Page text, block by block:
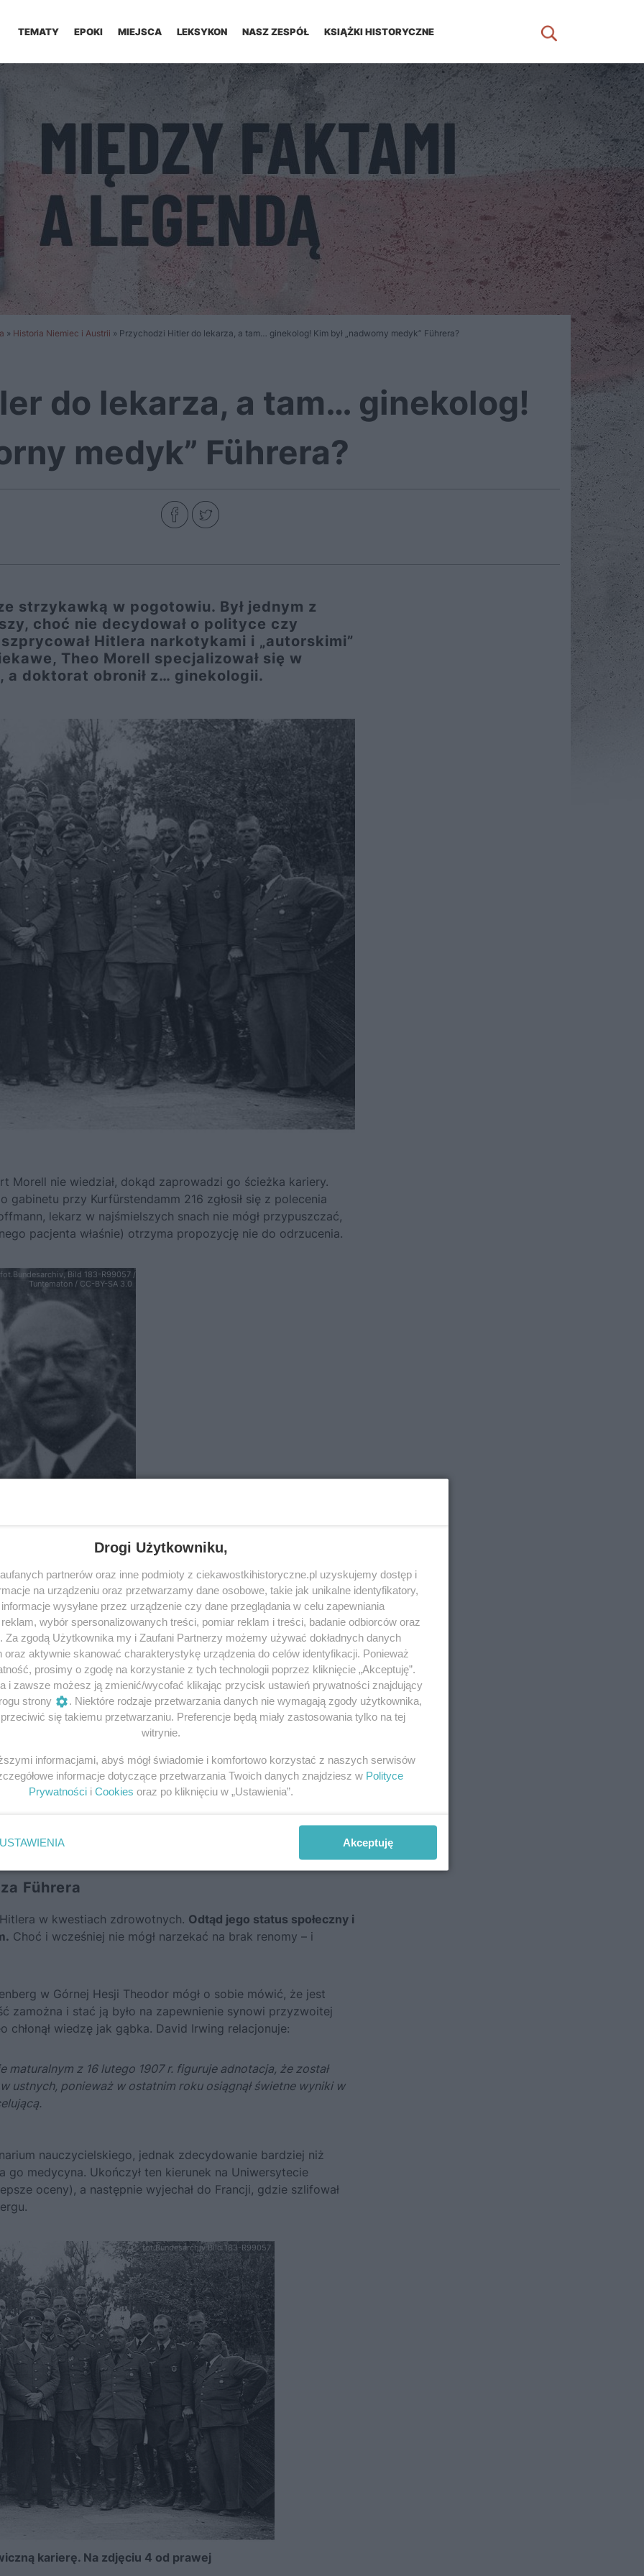
TEMATY EPOKI MIEJSCA LEKSYKON NASZ ZESPÓŁ KSIĄŻKI HISTORYCZNE
» Historia Niemiec i Austrii » Przychodzi Hitler do lekarza, a tam… ginekolog! Kim był „nadworny medyk” Führera?
do lekarza, a tam… ginekolog!
medyk” Führera?
strzykawką w pogotowiu. Był jednym z
choć nie decydował o polityce czy
Hitlera narkotykami i „autorskimi”
Theo Morell specjalizował się w
doktorat obronił z… ginekologii.
Morell nie wiedział, dokąd zaprowadzi go ścieżka kariery.
przy Kurfürstendamm 216 zgłosił się z polecenia
lekarz w najśmielszych snach nie mógł przypuszczać,
pacjenta właśnie) otrzyma propozycję nie do odrzucenia.
fot.Bundesarchiv, Bild 183-R99057 /
Tuntematon / CC-BY-SA 3.0
Hoffmanna, nad wyraz zadowolonego ze skutków
wezwał go nie kto inny, ale sam kanclerz III Rzeszy, Adolf
Führera
w kwestiach zdrowotnych. Odtąd jego status społeczny i
Choć i wcześniej nie mógł narzekać na brak renomy – i
w Górnej Hesji Theodor mógł o sobie mówić, że jest
zamożna i stać ją było na zapewnienie synowi przyzwoitej
chłonął wiedzę jak gąbka. David Irwing relacjonuje:
maturalnym z 16 lutego 1907 r. figuruje adnotacja, że został
ustnych, ponieważ w ostatnim roku osiągnął świetne wyniki w
nauczycielskiego, jednak zdecydowanie bardziej niż
go medycyna. Ukończył ten kierunek na Uniwersytecie
oceny), a następnie wyjechał do Francji, gdzie szlifował
fot.Bundesarchiv Bild 183-R99057
karierę. Na zdjęciu 4 od prawej
Drogi Użytkowniku,
partnerów oraz inne podmioty z ciekawostkihistoryczne.pl uzyskujemy dostęp i
na urządzeniu oraz przetwarzamy dane osobowe, takie jak unikalne identyfikatory,
wysyłane przez urządzenie czy dane przeglądania w celu zapewniania
wybór spersonalizowanych treści, pomiar reklam i treści, badanie odbiorców oraz
Za zgodą Użytkownika my i Zaufani Partnerzy możemy używać dokładnych danych
oraz aktywnie skanować charakterystykę urządzenia do celów identyfikacji. Ponieważ
prosimy o zgodę na korzystanie z tych technologii poprzez kliknięcie „Akceptuję”.
i zawsze możesz ją zmienić/wycofać klikając przycisk ustawień prywatności znajdujący
strony
. Niektóre rodzaje przetwarzania danych nie wymagają zgody użytkownika,
się takiemu przetwarzaniu. Preferencje będą miały zastosowania tylko na tej
witrynie.
informacjami, abyś mógł świadomie i komfortowo korzystać z naszych serwisów
informacje dotyczące przetwarzania Twoich danych znajdziesz w Polityce
Prywatności i Cookies oraz po kliknięciu w „Ustawienia”.
USTAWIENIA Akceptuję